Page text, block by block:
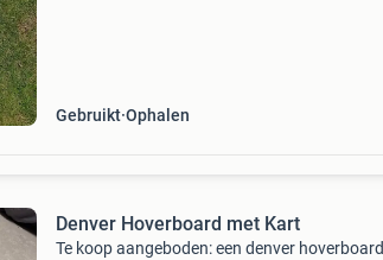
Gebruikt Ophalen
Denver Hoverboard met Kart
Te koop aangeboden: een denver hoverboard